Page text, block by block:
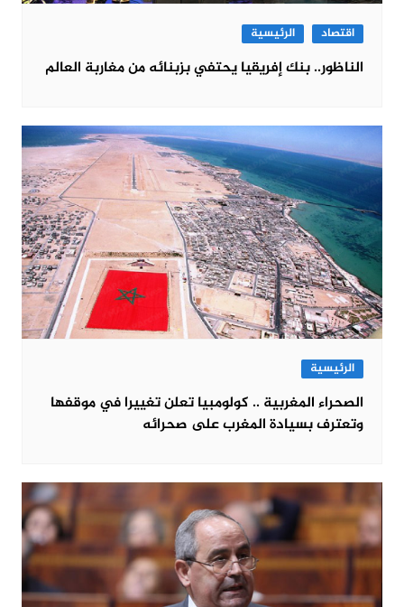
اقتصاد الرئيسية
الناظور.. بنك إفريقيا يحتفي بزبنائه من مغاربة العالم
الرئيسية
الصحراء المغربية .. كولومبيا تعلن تغييرا في موقفها
وتعترف بسيادة المغرب على صحرائه